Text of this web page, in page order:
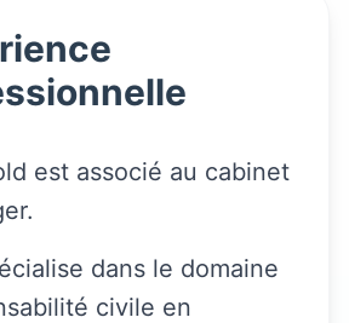
est associé au cabinet
dans le domaine
civile en